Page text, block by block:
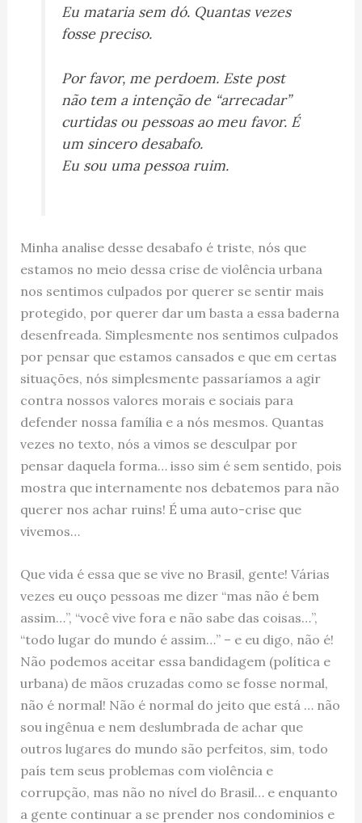
Eu mataria sem dó. Quantas vezes
fosse preciso.
Por favor, me perdoem. Este post
não tem a intenção de “arrecadar”
curtidas ou pessoas ao meu favor. É
um sincero desabafo.
Eu sou uma pessoa ruim.
Minha analise desse desabafo é triste, nós que
estamos no meio dessa crise de violência urbana
nos sentimos culpados por querer se sentir mais
protegido, por querer dar um basta a essa baderna
desenfreada. Simplesmente nos sentimos culpados
por pensar que estamos cansados e que em certas
situações, nós simplesmente passaríamos a agir
contra nossos valores morais e sociais para
defender nossa família e a nós mesmos. Quantas
vezes no texto, nós a vimos se desculpar por
pensar daquela forma… isso sim é sem sentido, pois
mostra que internamente nos debatemos para não
querer nos achar ruins! É uma auto-crise que
vivemos…
Que vida é essa que se vive no Brasil, gente! Várias
vezes eu ouço pessoas me dizer “mas não é bem
assim…”, “você vive fora e não sabe das coisas…”,
“todo lugar do mundo é assim…” – e eu digo, não é!
Não podemos aceitar essa bandidagem (política e
urbana) de mãos cruzadas como se fosse normal,
não é normal! Não é normal do jeito que está … não
sou ingênua e nem deslumbrada de achar que
outros lugares do mundo são perfeitos, sim, todo
país tem seus problemas com violência e
corrupção, mas não no nível do Brasil… e enquanto
a gente continuar a se prender nos condominios e